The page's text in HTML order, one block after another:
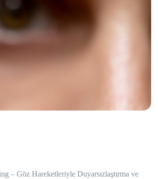
– Göz Hareketleriyle Duyarsızlaştırma ve